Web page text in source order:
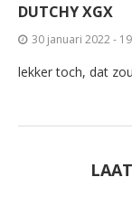
DUTCHY XGX
30 januari 2022 -
lekker toch, dat